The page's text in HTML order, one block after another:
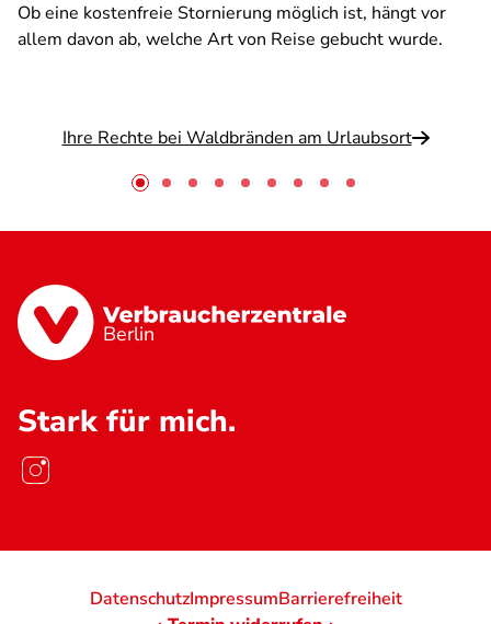
Ob eine kostenfreie Stornierung möglich ist, hängt vor
allem davon ab, welche Art von Reise gebucht wurde.
Ihre Rechte bei Waldbränden am Urlaubsort
Berlin
Stark für mich.
DatenschutzImpressumBarrierefreiheit